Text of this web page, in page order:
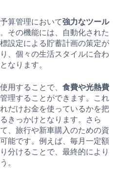
算管理において強力なツール
その機能には、自動化された
設定による貯蓄計画の策定が
、個々の生活スタイルに合わ
なります。
用することで、 食費や光熱費
理することができます。これ
だけお金を使っているかを把
きっかけとなります。さら
、旅行や新車購入のための資
能です。例えば、毎月一定額
分けることで、最終的により
。